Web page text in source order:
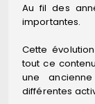
Au fil des
importantes.
Cette
tout ce
une
différentes